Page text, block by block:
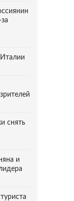
снять
и